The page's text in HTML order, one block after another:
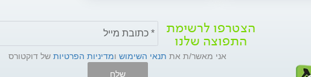
הצטרפו לרשימת
התפוצה שלנו
אני מאשר/ת את תנאי השימוש ומדיניות הפרטיות של דוקטורס
שלח